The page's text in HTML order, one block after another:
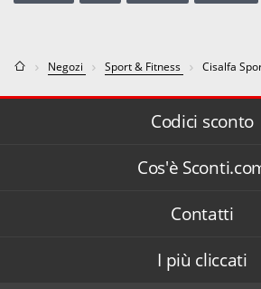
Negozi Sport & Fitness Cisalfa
Codici sconto
Cos'è
Contatti
I più cliccati